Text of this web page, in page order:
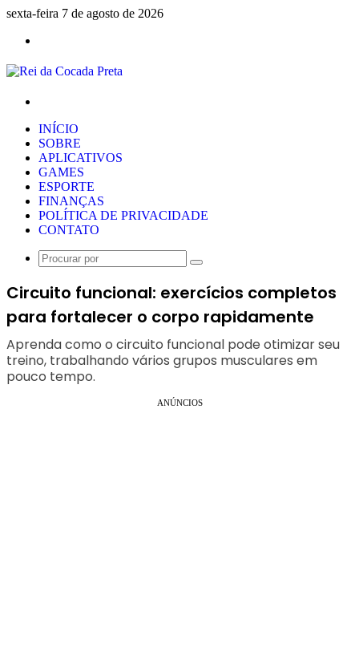
sexta-feira 7 de agosto de 2026
INÍCIO
SOBRE
APLICATIVOS
GAMES
ESPORTE
FINANÇAS
POLÍTICA DE PRIVACIDADE
CONTATO
Procurar
Circuito funcional: exercícios completos
para fortalecer o corpo rapidamente
Aprenda como o circuito funcional pode otimizar seu
treino, trabalhando vários grupos musculares em
pouco tempo.
ANÚNCIOS